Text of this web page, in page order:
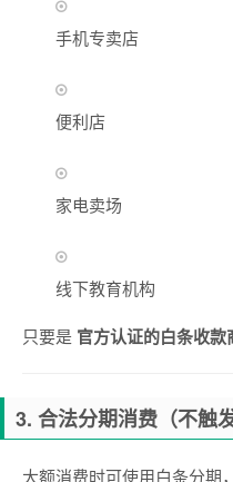
手机专卖店
便利店
家电卖场
线下教育机构
只要是 官方认证的白条收款
3. 合法分期消费（不触
大额消费时可使用白条分期